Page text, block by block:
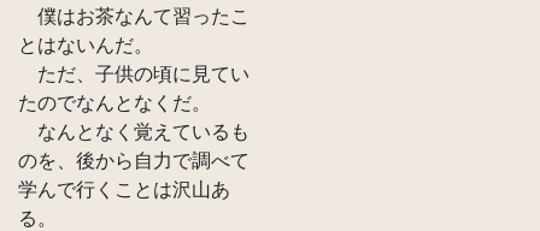
僕はお茶なんて習ったこ
とはないんだ。
ただ、子供の頃に見てい
たのでなんとなくだ。
なんとなく覚えているも
のを、後から自力で調べて
学んで行くことは沢山あ
る。